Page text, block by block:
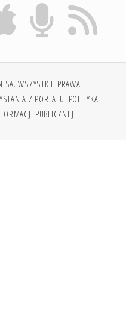
WSZYSTKIE PRAWA
Z PORTALU POLITYKA
PUBLICZNEJ